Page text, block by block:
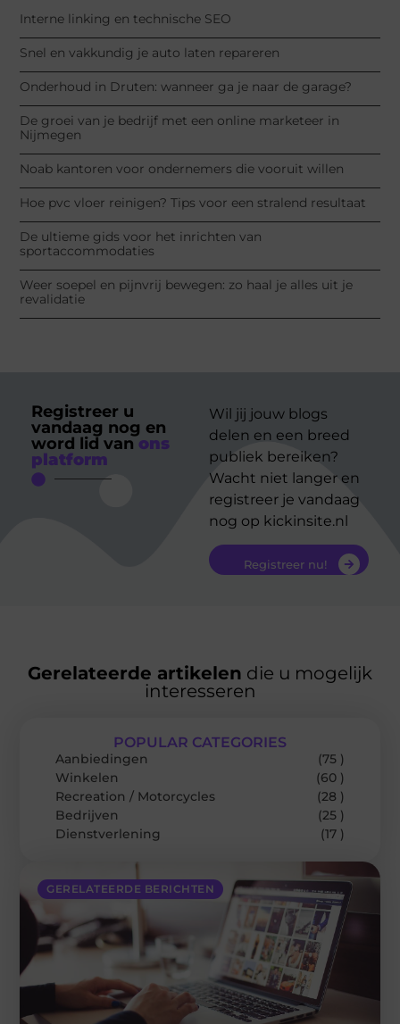
Interne linking en technische SEO
Snel en vakkundig je auto laten repareren
Onderhoud in Druten: wanneer ga je naar de garage?
De groei van je bedrijf met een online marketeer in
Nijmegen
Noab kantoren voor ondernemers die vooruit willen
Hoe pvc vloer reinigen? Tips voor een stralend resultaat
De ultieme gids voor het inrichten van
sportaccommodaties
Weer soepel en pijnvrij bewegen: zo haal je alles uit je
revalidatie
Registreer u
vandaag nog en
word lid van ons
platform
Wil jij jouw blogs
delen en een breed
publiek bereiken?
Wacht niet langer en
registreer je vandaag
nog op kickinsite.nl
Registreer nu!
Gerelateerde artikelen die u mogelijk
interesseren
GERELATEERDE BERICHTEN
POPULAR CATEGORIES
Aanbiedingen
(75 )
Winkelen
(60 )
Recreation / Motorcycles
(28 )
Bedrijven
(25 )
Dienstverlening
(17 )